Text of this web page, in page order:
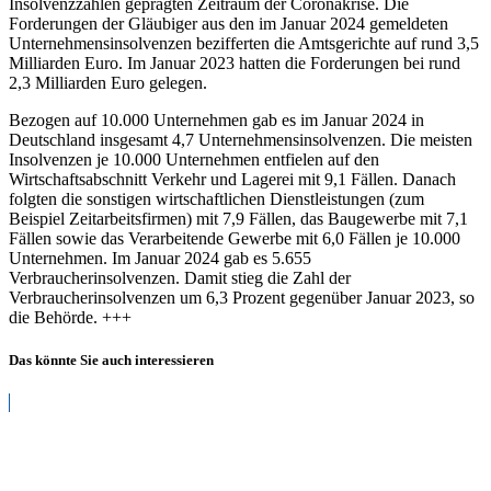
Forderungen der Gläubiger aus den im Januar 2024 gemeldeten
Unternehmensinsolvenzen bezifferten die Amtsgerichte auf rund 3,5
Milliarden Euro. Im Januar 2023 hatten die Forderungen bei rund
2,3 Milliarden Euro gelegen.
Bezogen auf 10.000 Unternehmen gab es im Januar 2024 in
Deutschland insgesamt 4,7 Unternehmensinsolvenzen. Die meisten
Insolvenzen je 10.000 Unternehmen entfielen auf den
Wirtschaftsabschnitt Verkehr und Lagerei mit 9,1 Fällen. Danach
folgten die sonstigen wirtschaftlichen Dienstleistungen (zum
Beispiel Zeitarbeitsfirmen) mit 7,9 Fällen, das Baugewerbe mit 7,1
Fällen sowie das Verarbeitende Gewerbe mit 6,0 Fällen je 10.000
Unternehmen. Im Januar 2024 gab es 5.655
Verbraucherinsolvenzen. Damit stieg die Zahl der
Verbraucherinsolvenzen um 6,3 Prozent gegenüber Januar 2023, so
die Behörde. +++
Das könnte Sie auch interessieren